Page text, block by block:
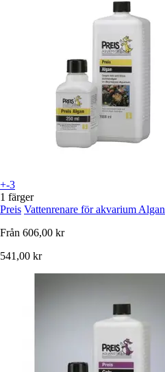
+-3
1 färger
Preis Vattenrenare för akvarium Algan
Från 606,00 kr
541,00 kr